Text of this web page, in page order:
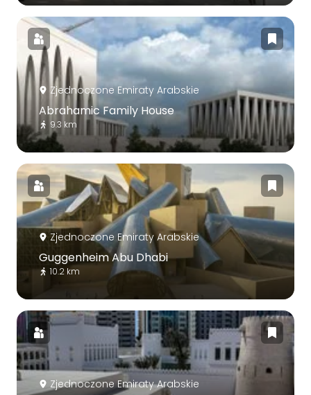
Zjednoczone Emiraty Arabskie
Abrahamic Family House
9.3 km
Zjednoczone Emiraty Arabskie
Guggenheim Abu Dhabi
10.2 km
Zjednoczone Emiraty Arabskie